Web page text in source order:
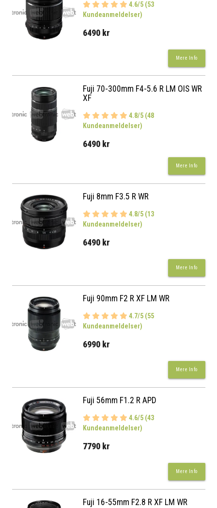
4.6/5 (53
Kundeanmeldelser)
6490 kr
Mere Info
Fuji 70-300mm F4-5.6 R LM OIS WR
XF
4.8/5 (48
Kundeanmeldelser)
6490 kr
Mere Info
Fuji 8mm F3.5 R WR
4.8/5 (13
Kundeanmeldelser)
6490 kr
Mere Info
Fuji 90mm F2 R XF LM WR
4.7/5 (55
Kundeanmeldelser)
6990 kr
Mere Info
Fuji 56mm F1.2 R APD
4.6/5 (43
Kundeanmeldelser)
7790 kr
Mere Info
Fuji 16-55mm F2.8 R XF LM WR